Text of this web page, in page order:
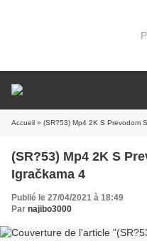
Accueil » (SR?53) Mp4 2K S Prevodom
(SR?53) Mp4 2K S
Igračkama 4
Publié le 27/04/2021 à 18:49
Par najibo3000